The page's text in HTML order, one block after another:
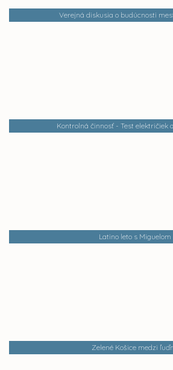
Verejná diskusia o budúcnosti
Kontrolná činnosť - Test električiek
Latino leto s Miguelom
Zelené Košice medzi